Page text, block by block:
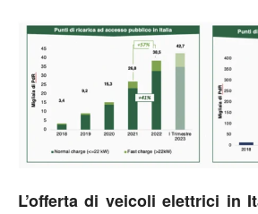
L’offerta di veicoli elettrici in